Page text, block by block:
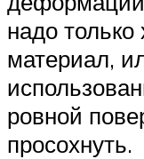
надо
материал,
ровной
просохнуть.